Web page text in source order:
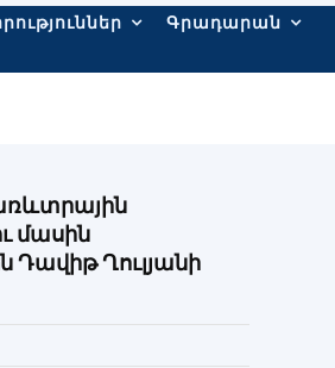
Գրադարան
մասին
Ղուլյանի